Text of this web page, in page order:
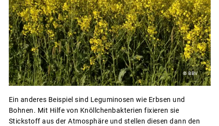
© BBV
Ein anderes Beispiel sind Leguminosen wie Erbsen und
Bohnen. Mit Hilfe von Knöllchenbakterien fixieren sie
Stickstoff aus der Atmosphäre und stellen diesen dann den